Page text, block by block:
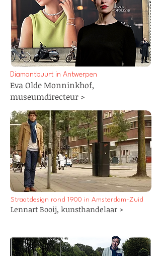
Diamantbuurt in Antwerpen
Eva Olde Monninkhof,
museumdirecteur >
Straatdesign rond 1900 in Amsterdam-Zuid
Lennart Booij, kunsthandelaar >